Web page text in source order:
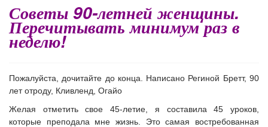
Советы 90-летней женщины.
Перечитывать минимум раз в
неделю!
Пожалуйста, дочитайте до конца. Написано Региной Бретт, 90
лет отроду, Кливленд, Огайо
Желая отметить свое 45-летие, я составила 45 уроков,
которые преподала мне жизнь. Это самая востребованная